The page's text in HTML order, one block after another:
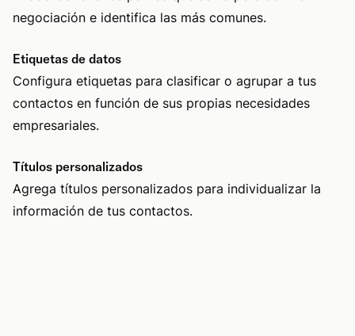
negociación e identifica las más comunes.
Etiquetas de datos
Configura etiquetas para clasificar o agrupar a tus
contactos en función de sus propias necesidades
empresariales.
Títulos personalizados
Agrega títulos personalizados para individualizar la
información de tus contactos.